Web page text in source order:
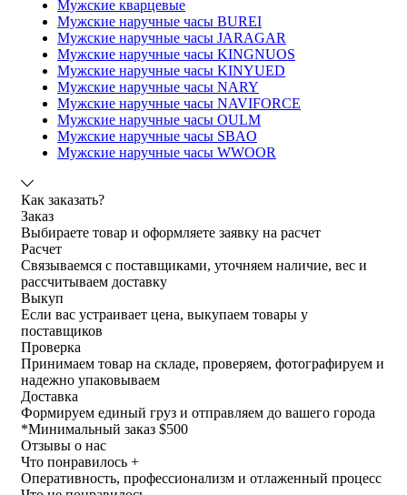
Мужские кварцевые
Мужские наручные часы BUREI
Мужские наручные часы JARAGAR
Мужские наручные часы KINGNUOS
Мужские наручные часы KINYUED
Мужские наручные часы NARY
Мужские наручные часы NAVIFORCE
Мужские наручные часы OULM
Мужские наручные часы SBAO
Мужские наручные часы WWOOR
Как заказать?
Заказ
Выбираете товар и оформляете заявку на расчет
Расчет
Связываемся с поставщиками, уточняем наличие, вес и
рассчитываем доставку
Выкуп
Если вас устраивает цена, выкупаем товары у
поставщиков
Проверка
Принимаем товар на складе, проверяем, фотографируем и
надежно упаковываем
Доставка
Формируем единый груз и отправляем до вашего города
*Минимальный заказ $500
Отзывы о нас
Что понравилось +
Оперативность, профессионализм и отлаженный процесс